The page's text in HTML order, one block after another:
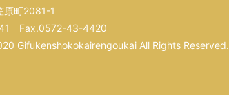
原町2081-1
Fax.0572-43-4420
Gifukenshokokairengoukai All Rights Reserved.